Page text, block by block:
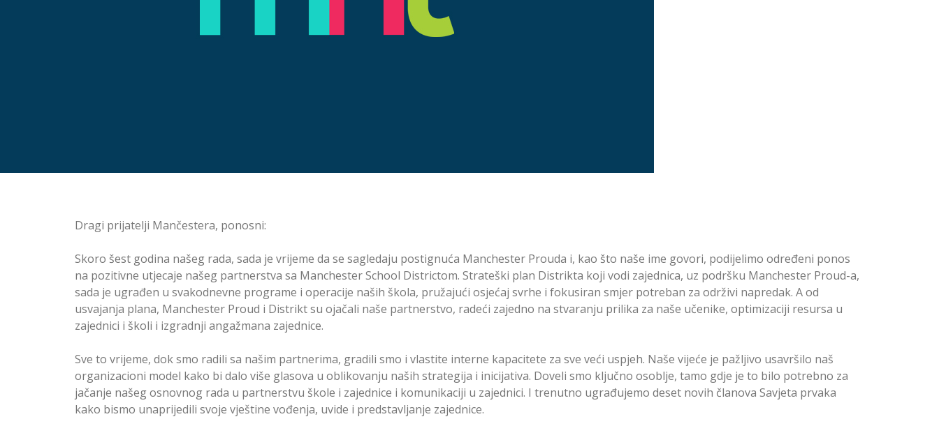
Dragi prijatelji Mančestera, ponosni:
Skoro šest godina našeg rada, sada je vrijeme da se sagledaju postignuća Manchester Prouda i, kao što naše ime govori, podijelimo određeni ponos
na pozitivne utjecaje našeg partnerstva sa Manchester School Districtom. Strateški plan Distrikta koji vodi zajednica, uz podršku Manchester Proud-a,
sada je ugrađen u svakodnevne programe i operacije naših škola, pružajući osjećaj svrhe i fokusiran smjer potreban za održivi napredak. A od
usvajanja plana, Manchester Proud i Distrikt su ojačali naše partnerstvo, radeći zajedno na stvaranju prilika za naše učenike, optimizaciji resursa u
zajednici i školi i izgradnji angažmana zajednice.
Sve to vrijeme, dok smo radili sa našim partnerima, gradili smo i vlastite interne kapacitete za sve veći uspjeh. Naše vijeće je pažljivo usavršilo naš
organizacioni model kako bi dalo više glasova u oblikovanju naših strategija i inicijativa. Doveli smo ključno osoblje, tamo gdje je to bilo potrebno za
jačanje našeg osnovnog rada u partnerstvu škole i zajednice i komunikaciji u zajednici. I trenutno ugrađujemo deset novih članova Savjeta prvaka
kako bismo unaprijedili svoje vještine vođenja, uvide i predstavljanje zajednice.